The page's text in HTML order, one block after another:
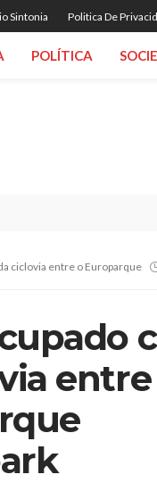
Sintonia Politica De
POLÍTICA
ciclovia entre o Europarque e